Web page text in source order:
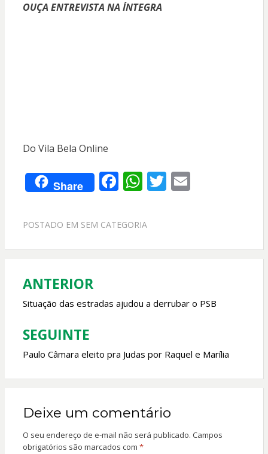
OUÇA ENTREVISTA NA ÍNTEGRA
Do Vila Bela Online
Share F
e
o
k
W
at
A
p
T E
POSTADO EM SEM CATEGORIA
Navegação
de
Post
ANTERIOR
Situação das estradas ajudou a derrubar o PSB
SEGUINTE
Paulo Câmara eleito pra Judas por Raquel e Marília
Deixe um comentário
O seu endereço de e-mail não será publicado. Campos
obrigatórios são marcados com *